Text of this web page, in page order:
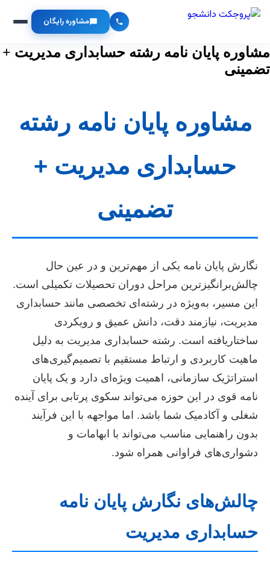
مشاوره رایگان
مشاوره پایان نامه رشته حسابداری مدیریت +
تضمینی
مشاوره پایان نامه رشته
حسابداری مدیریت +
تضمینی
نگارش پایان نامه یکی از مهم‌ترین و در عین حال
چالش‌برانگیزترین مراحل دوران تحصیلات تکمیلی است.
این مسیر، به‌ویژه در رشته‌ای تخصصی مانند حسابداری
مدیریت، نیازمند دقت، دانش عمیق و رویکردی
ساختاریافته است. رشته حسابداری مدیریت به دلیل
ماهیت کاربردی و ارتباط مستقیم با تصمیم‌گیری‌های
استراتژیک سازمانی، اهمیت ویژه‌ای دارد و یک پایان
نامه قوی در این حوزه می‌تواند سکوی پرتابی برای آینده
شغلی و آکادمیک شما باشد. اما مواجهه با این فرآیند
بدون راهنمایی مناسب می‌تواند با ابهامات و
دشواری‌های فراوانی همراه شود.
چالش‌های نگارش پایان نامه
حسابداری مدیریت